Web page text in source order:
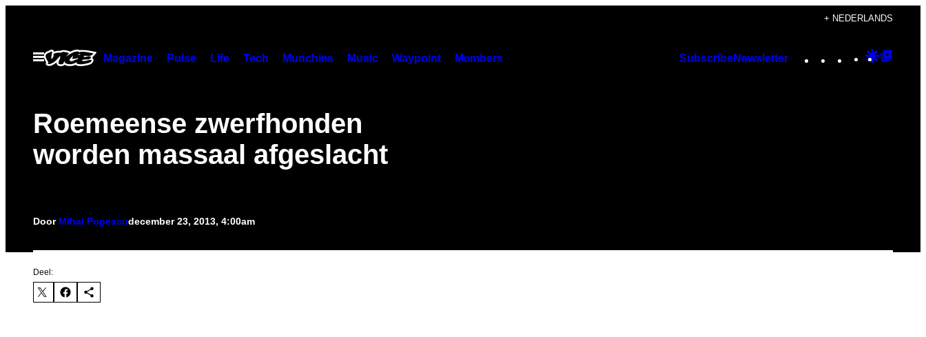
+ NEDERLANDS
Open
menu
Magazine Pulse Life Tech Munchies Music Waypoint Members SubscribeNewsletter Instagram
TikTok
YouTube
Google
Roemeense zwerfhonden
worden massaal afgeslacht
Door Mihai Popescudecember 23, 2013, 4:00am
Deel: